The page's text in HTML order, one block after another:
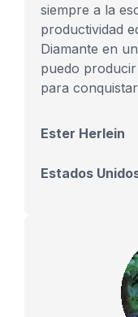
siempre a la
productividad
Diamante en
puedo
para
Ester Herlein
Estados